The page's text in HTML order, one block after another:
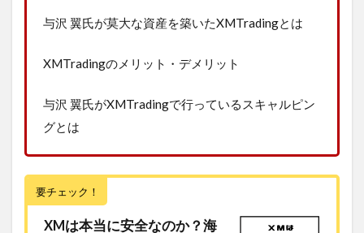
与沢 翼氏が莫大な資産を築いたXMTradingとは
XMTradingのメリット・デメリット
与沢 翼氏がXMTradingで行っているスキャルピン
グとは
要チェック！
XMは本当に安全なのか？海